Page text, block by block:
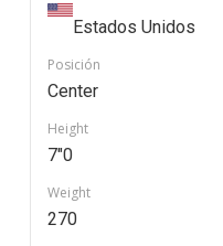
Estados Unidos
Posición
Center
Height
7"0
Weight
270